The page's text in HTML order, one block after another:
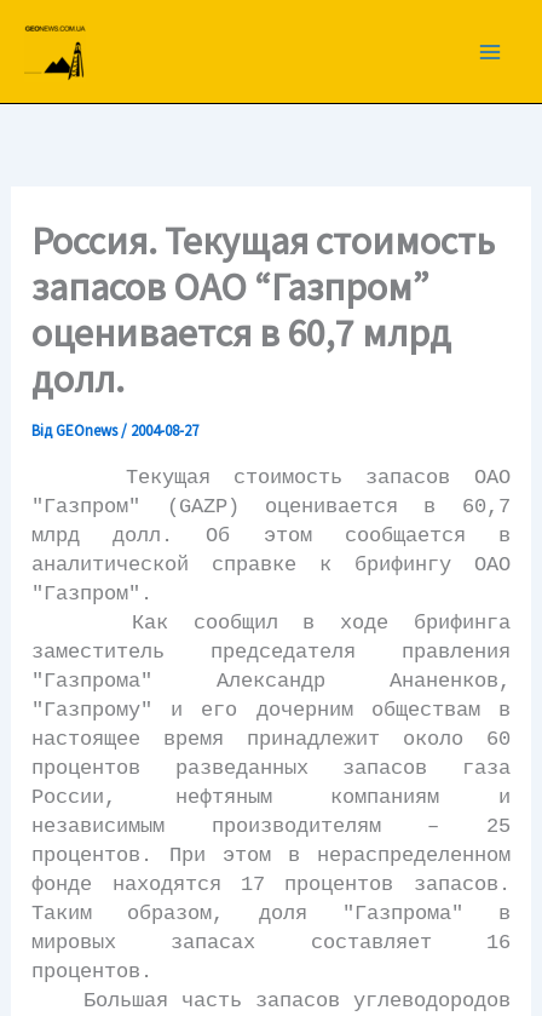
вмісту
Россия. Текущая стоимость
запасов ОАО “Газпром”
оценивается в 60,7 млрд
долл.
ВідGEOnews/ 2004-08-27
Текущая стоимость запасов ОАО
"Газпром" (GAZP) оценивается в 60,7
млрд долл. Об этом сообщается в
аналитической справке к брифингу ОАО
"Газпром".
Как сообщил в ходе брифинга
заместитель председателя правления
"Газпрома" Александр Ананенков,
"Газпрому" и его дочерним обществам в
настоящее время принадлежит около 60
процентов разведанных запасов газа
России, нефтяным компаниям и
независимым производителям – 25
процентов. При этом в нераспределенном
фонде находятся 17 процентов запасов.
Таким образом, доля "Газпрома" в
мировых запасах составляет 16
процентов.
Большая часть запасов углеводородов